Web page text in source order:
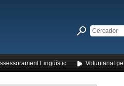
Lingüístic Voluntariat